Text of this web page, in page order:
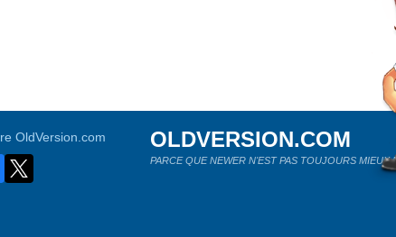
OldVersion.com OLDVERSION.COM
PARCE QUE NEWER N'EST PAS TOUJOURS MIEUX !